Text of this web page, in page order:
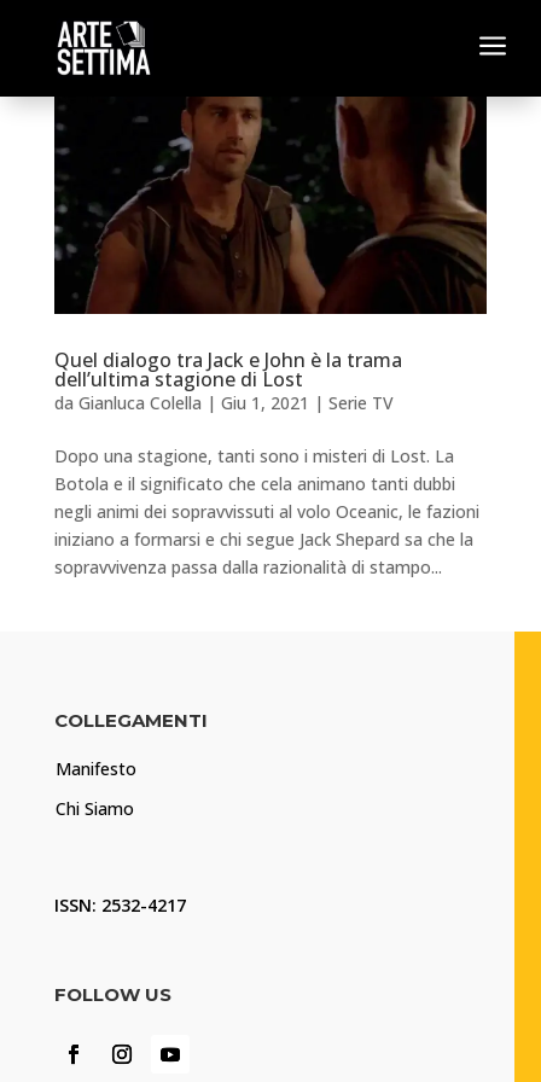
a
Quel dialogo tra Jack e John è la trama
dell’ultima stagione di Lost
da Gianluca Colella | Giu 1, 2021 | Serie TV
Dopo una stagione, tanti sono i misteri di Lost. La
Botola e il significato che cela animano tanti dubbi
negli animi dei sopravvissuti al volo Oceanic, le fazioni
iniziano a formarsi e chi segue Jack Shepard sa che la
sopravvivenza passa dalla razionalità di stampo...
COLLEGAMENTI
Manifesto
Chi Siamo
ISSN: 2532-4217
FOLLOW US